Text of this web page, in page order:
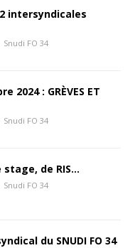
intersyndicales
Snudi FO 34
2024 : GRÈVES ET
Snudi FO 34
stage, de RIS…
Snudi FO 34
du SNUDI FO 34